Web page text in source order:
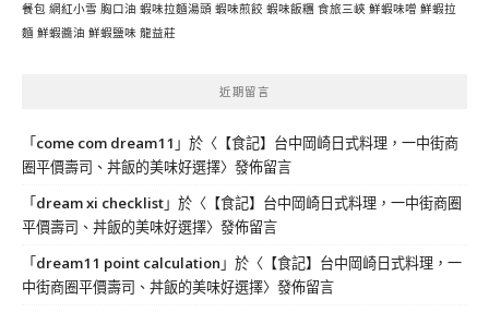
餐包 網紅小雪 胸口油 蝦味拉麵湯頭 蝦味煎餃 蝦味飯糰 食旅三峽 鮮蝦味噌 鮮蝦拉
麵 鮮蝦醬油 鮮蝦鹽味 龍益莊
近期留言
「come com dream11 」於〈 【食記】台中岡崎日式料理，一中街商
圈平價壽司、丼飯的美味好選擇〉發佈留言
「dream xi checklist」於〈 【食記】台中岡崎日式料理，一中街商圈
平價壽司、丼飯的美味好選擇〉發佈留言
「dream11 point calculation 」於〈 【食記】台中岡崎日式料理，一
中街商圈平價壽司、丼飯的美味好選擇〉發佈留言